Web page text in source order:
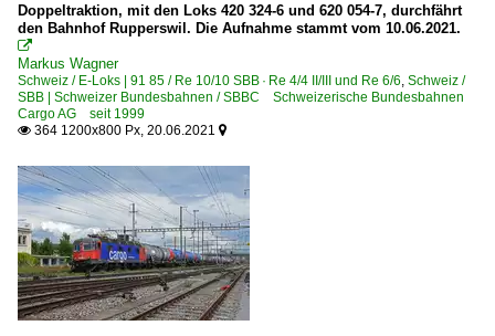
Doppeltraktion, mit den Loks 420 324-6 und 620 054-7, durchfährt
den Bahnhof Rupperswil. Die Aufnahme stammt vom 10.06.2021.

Markus Wagner
Schweiz / E-Loks | 91 85 / Re 10/10 SBB · Re 4/4 II/III und Re 6/6, Schweiz /
SBB | Schweizer Bundesbahnen / SBBC Schweizerische Bundesbahnen
Cargo AG seit 1999
 364 1200x800 Px, 20.06.2021 